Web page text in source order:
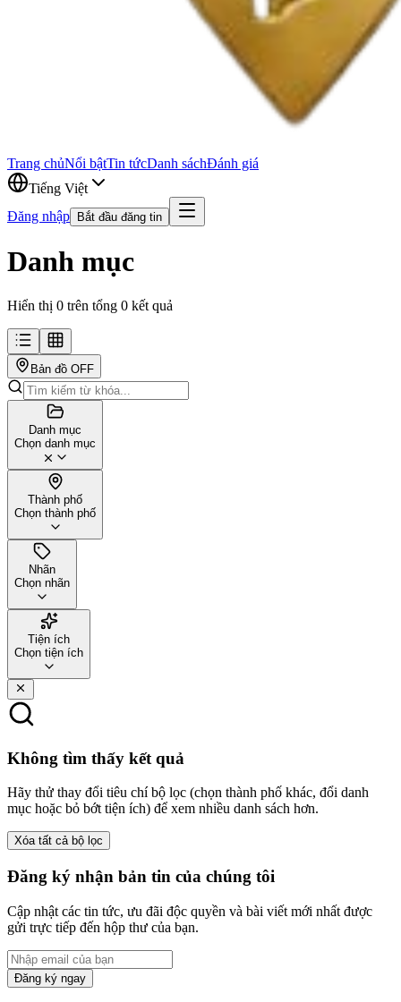
Trang chủNổi bậtTin tứcDanh sáchĐánh giá
Tiếng Việt
Đăng nhập
Bắt đầu đăng tin
Danh mục
Hiển thị 0 trên tổng 0 kết quả
Bản đồ OFF
Danh mục
Chọn danh mục
Thành phố
Chọn thành phố
Nhãn
Chọn nhãn
Tiện ích
Chọn tiện ích
Không tìm thấy kết quả
Hãy thử thay đổi tiêu chí bộ lọc (chọn thành phố khác, đổi danh
mục hoặc bỏ bớt tiện ích) để xem nhiều danh sách hơn.
Xóa tất cả bộ lọc
Đăng ký nhận bản tin của chúng tôi
Cập nhật các tin tức, ưu đãi độc quyền và bài viết mới nhất được
gửi trực tiếp đến hộp thư của bạn.
Đăng ký ngay